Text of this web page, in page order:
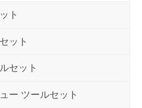
ト
ット
セット
ー ツールセット